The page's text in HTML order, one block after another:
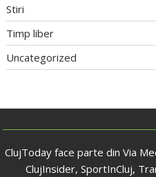
Stiri
Timp liber
Uncategorized
ClujToday face parte din Via
ClujInsider, SportInCluj,